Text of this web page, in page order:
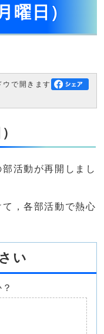
曜日）
ウで開きます
活動が再開しまし
，各部活動で熱心
い